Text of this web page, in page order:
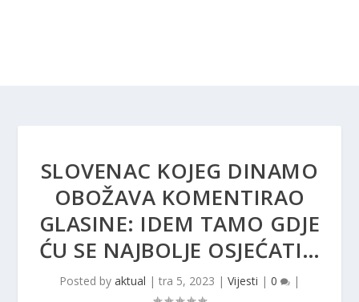
SLOVENAC KOJEG DINAMO
OBOŽAVA KOMENTIRAO
GLASINE: IDEM TAMO GDJE
ĆU SE NAJBOLJE OSJEĆATI…
Posted by aktual | tra 5, 2023 | Vijesti | 0 |